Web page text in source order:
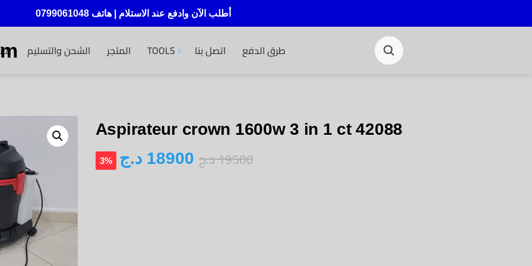
أطلب الآن وادفع عند الاستلام | هاتف 0799061048
الشحن والتسليم المتجر TOOLS اتصل بنا طرق الدفع
Aspirateur crown 1600w 3 in 1 ct 42088
18900 د.ج 19500د.ج 3%